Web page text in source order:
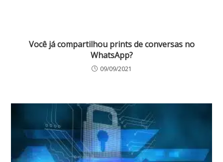
Você já compartilhou prints de conversas no
WhatsApp?
09/09/2021